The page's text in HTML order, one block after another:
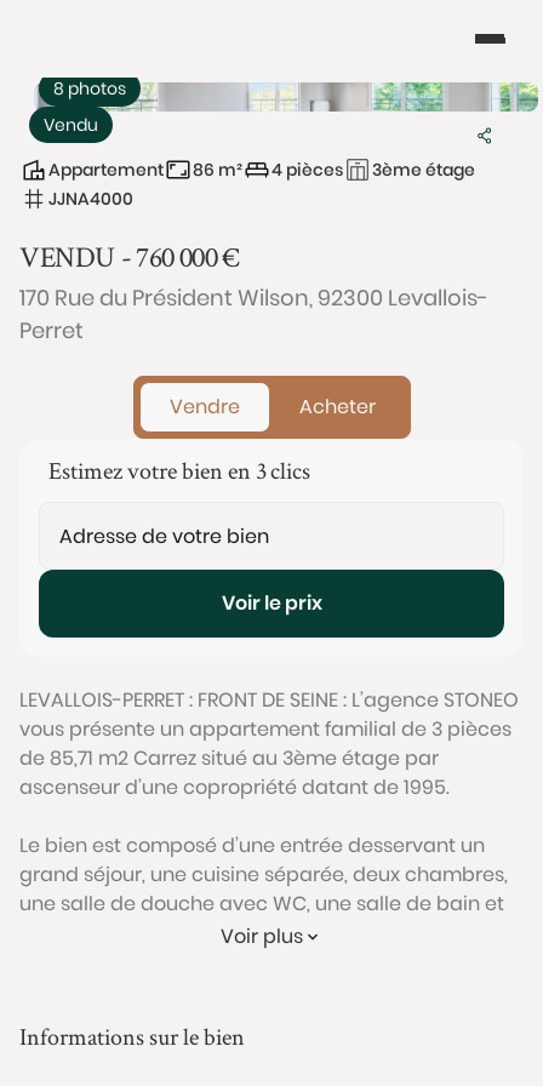
Vendu
8 photos
Appartement 86 m² 4 pièces
3ème étage
JJNA4000
VENDU -760 000€
170 Rue du Président Wilson, 92300 Levallois-
Perret
Vendre Acheter
Estimez votre bien en 3 clics
Voir le prix
LEVALLOIS-PERRET : FRONT DE SEINE : L’agence STONEO
vous présente un appartement familial de 3 pièces
de 85,71 m2 Carrez situé au 3ème étage par
ascenseur d’une copropriété datant de 1995.
Le bien est composé d’une entrée desservant un
grand séjour, une cuisine séparée, deux chambres,
une salle de douche avec WC, une salle de bain et
vis.
Voir plus
Informations sur le bien